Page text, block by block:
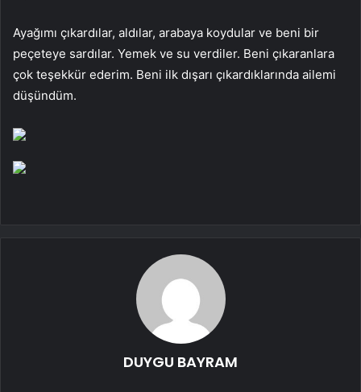
Ayağımı çıkardılar, aldılar, arabaya koydular ve beni bir
peçeteye sardılar. Yemek ve su verdiler. Beni çıkaranlara
çok teşekkür ederim. Beni ilk dışarı çıkardıklarında ailemi
düşündüm.
DUYGU BAYRAM